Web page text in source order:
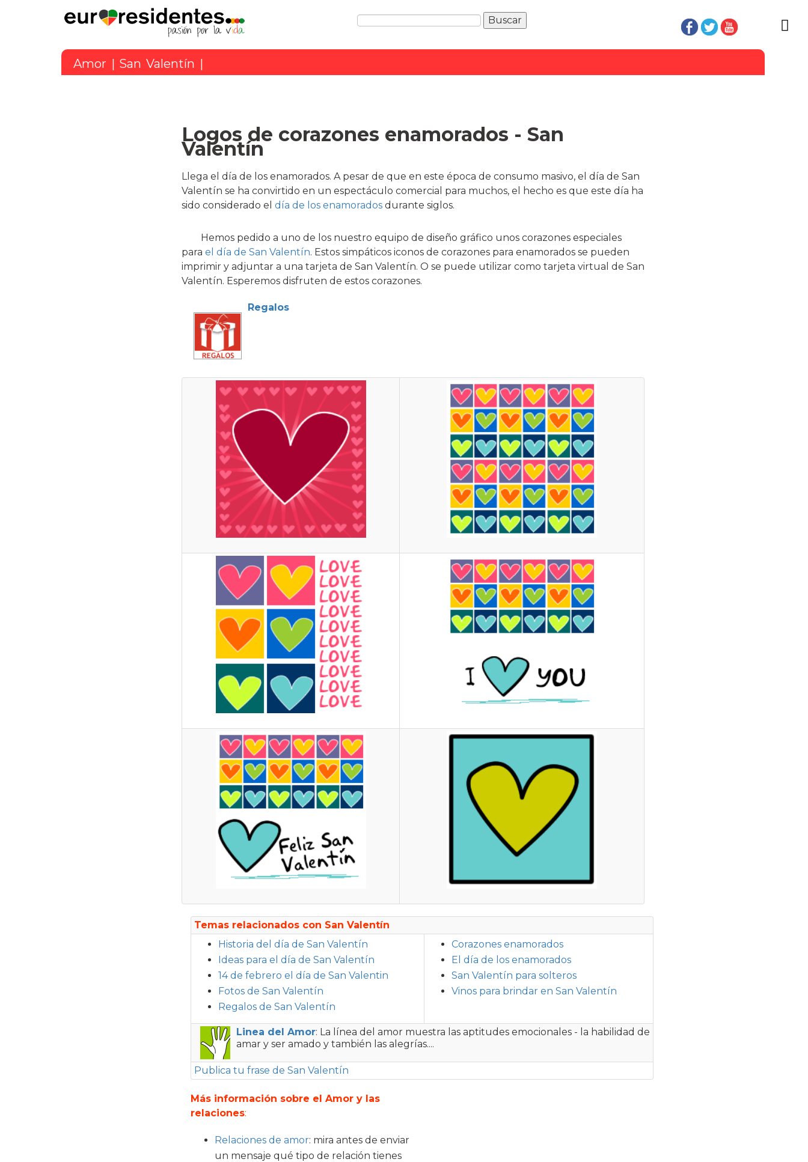
Amor | San Valentín |
Logos de corazones enamorados - San
Valentín
Llega el día de los enamorados. A pesar de que en este época de consumo masivo, el día de San
Valentín se ha convirtido en un espectáculo comercial para muchos, el hecho es que este día ha
sido considerado el día de los enamorados durante siglos.
Hemos pedido a uno de los nuestro equipo de diseño gráfico unos corazones especiales
para el día de San Valentín. Estos simpáticos iconos de corazones para enamorados se pueden
imprimir y adjuntar a una tarjeta de San Valentín. O se puede utilizar como tarjeta virtual de San
Valentín. Esperemos disfruten de estos corazones.
Regalos
Temas relacionados con San Valentín
Historia del día de San Valentín
Ideas para el día de San Valentín
14 de febrero el día de San Valentin
Fotos de San Valentín
Regalos de San Valentín
Corazones enamorados
El día de los enamorados
San Valentín para solteros
Vinos para brindar en San Valentín
Linea del Amor: La línea del amor muestra las aptitudes emocionales - la habilidad de
amar y ser amado y también las alegrías....
Publica tu frase de San Valentín
Más información sobre el Amor y las
relaciones:
Relaciones de amor: mira antes de enviar
un mensaje qué tipo de relación tienes